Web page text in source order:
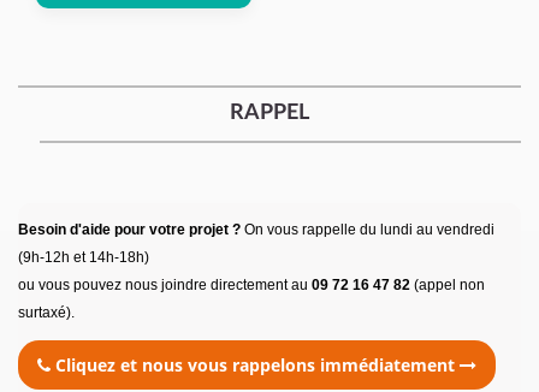
RAPPEL
Besoin d'aide pour votre projet ? On vous rappelle du lundi au vendredi
(9h-12h et 14h-18h)
ou vous pouvez nous joindre directement au 09 72 16 47 82 (appel non
surtaxé).
Cliquez et nous vous rappelons immédiatement